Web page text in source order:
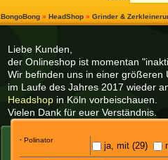
Liebe Kunden,
der Onlineshop ist momentan
Wir befinden uns in einer größeren
im Laufe des Jahres 2017 wieder
Headshop in Köln vorbeischauen.
Vielen Dank für euer Verständnis.
· Polinator
ja, mit (29)
BongoBong » HeadShop » Grinder &